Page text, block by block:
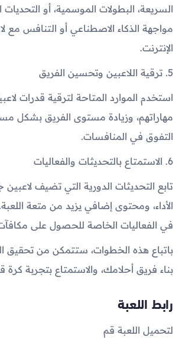
السريعة، البطولات الموسمية، أو
مواجهة الذكاء الاصطناعي أو التنافس مع
الإنترنت.
5. ترقية اللاعبين وتحسين الفريق
استخدم الموارد المتاحة لترقية قدرات
مهاراتهم، وزيادة مستوى الفريق بشكل
التفوق في المنافسات.
6. الاستمتاع بالتحديثات والفعاليات
تابع التحديثات الدورية التي تضيف
الأداء، ومحتوى إضافي يزيد من متعة
في الفعاليات الخاصة للحصول على
باتباع هذه الخطوات، ستتمكن من تحقيق
بناء فريق أحلامك، والاستمتاع بتجربة كرة
رابط اللعبة
لتحميل اللعبة قم